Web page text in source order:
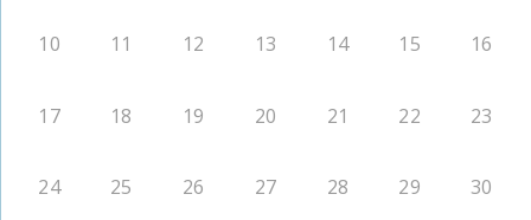
10 11 12 13 14 15 16
17 18 19 20 21 22 23
24 25 26 27 28 29 30